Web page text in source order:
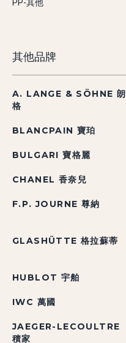
PP-其他
其他品牌
A. LANGE & SÖHNE 朗
格
BLANCPAIN 寶珀
BULGARI 寶格麗
CHANEL 香奈兒
F.P. JOURNE 尊納
GLASHÜTTE 格拉蘇蒂
HUBLOT 宇舶
IWC 萬國
JAEGER-LECOULTRE
積家